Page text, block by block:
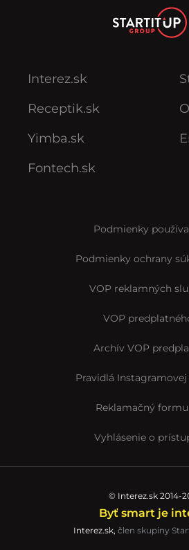
Interez.sk
Receptik.sk
Yimba.sk
Fontech.sk
Podmienky
Podmienky ochrany
VOP reklamných
VOP
Archív VOP
Pravidlá Instagramovej
Reklamačný
Vyhlásenie o
© Interez.sk 2014-
Byť smart je
Interez.sk, člen skupiny